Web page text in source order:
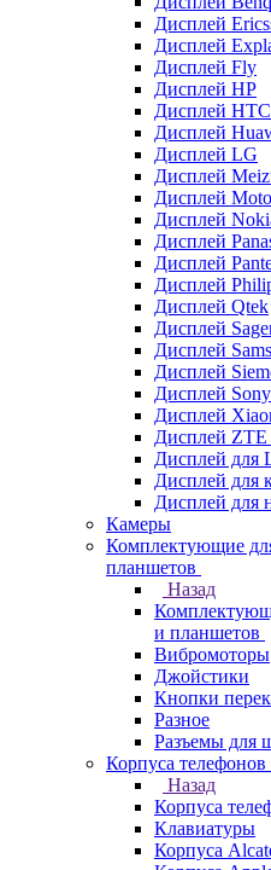
Дисплей
Дисплей
Дисплей Fly
Дисплей HP
Дисплей HTC
Дисплей
Дисплей LG
Дисплей
Дисплей
Дисплей
Дисплей
Дисплей
Дисплей
Дисплей Qtek
Дисплей
Дисплей
Дисплей
Дисплей Sony
Дисплей
Дисплей ZTE
Дисплей для
Дисплей для
Дисплей для
Камеры
Комплектующие
планшетов
Назад
и планшетов
Вибромоторы
Джойстики
Кнопки
Разное
Разъемы для
Корпуса телефонов
Назад
Корпуса
Клавиатуры
Корпуса